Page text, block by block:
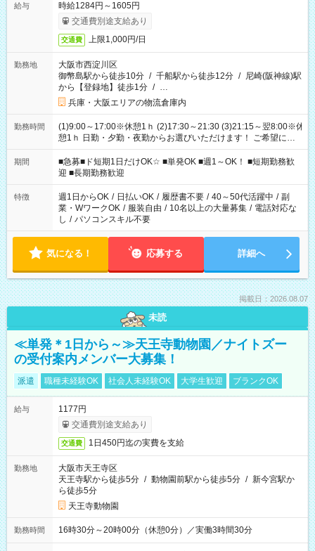
給与
時給1284円～1605円
交通費別途支給あり
交通費 上限1,000円/日
勤務地
大阪市西淀川区
御幣島駅から徒歩10分 / 千船駅から徒歩12分 / 尼崎(阪神線)駅
から【登録地】徒歩1分 / …
兵庫・大阪エリアの物流倉庫内
勤務時間
(1)9:00～17:00※休憩1ｈ (2)17:30～21:30 (3)21:15～翌8:00※休
憩1ｈ 日勤・夕勤・夜勤からお選びいただけます！ ご希望に合
わせて働けるお仕事です(*^^*) 【その他選べる勤務時間】 8-17
時/9-17時/9-18時/10-18時/11-21時/18-22時/20-翌4時/21-翌5
時/22-翌6時/0-翌8時 ご自身のご都合で選んで頂ける完全自由シ
フト！
期間
■急募■ド短期1日だけOK☆ ■単発OK ■週1～OK！ ■短期勤務歓
迎 ■長期勤務歓迎
特徴 週1日からOK / 日払いOK / 履歴書不要 / 40～50代活躍中 / 副
業・WワークOK / 服装自由 / 10名以上の大量募集 / 電話対応な
し / パソコンスキル不要
気になる！ 応募する 詳細へ
掲載日：2026.08.07
未読
≪単発＊1日から～≫天王寺動物園／ナイトズー
の受付案内メンバー大募集！
派遣 職種未経験OK 社会人未経験OK 大学生歓迎 ブランクOK
給与
1177円
交通費別途支給あり
交通費 1日450円迄の実費を支給
勤務地
大阪市天王寺区
天王寺駅から徒歩5分 / 動物園前駅から徒歩5分 / 新今宮駅か
ら徒歩5分
天王寺動物園
勤務時間 16時30分～20時00分（休憩0分）／実働3時間30分